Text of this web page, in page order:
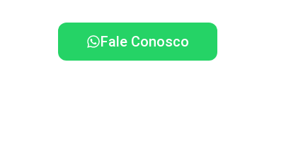
Fale Conosco